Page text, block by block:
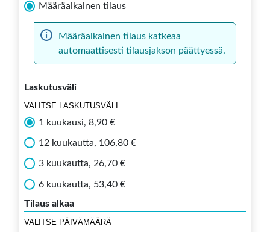
Määräaikainen tilaus
Määräaikainen tilaus katkeaa
automaattisesti tilausjakson päättyessä.
Laskutusväli
VALITSE LASKUTUSVÄLI
1 kuukausi, 8,90 €
12 kuukautta, 106,80 €
3 kuukautta, 26,70 €
6 kuukautta, 53,40 €
Tilaus alkaa
VALITSE PÄIVÄMÄÄRÄ